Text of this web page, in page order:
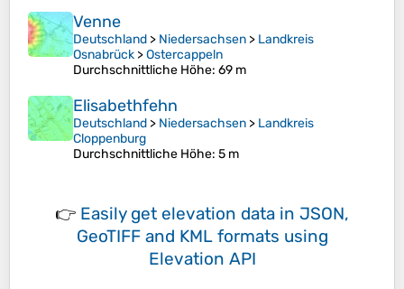
Venne
Deutschland > Niedersachsen > Landkreis
Osnabrück >Ostercappeln
Durchschnittliche Höhe: 69 m
Elisabethfehn
Deutschland > Niedersachsen > Landkreis
Cloppenburg
Durchschnittliche Höhe: 5 m
👉 Easily get elevation data in JSON,
GeoTIFF and KML formats using
Elevation API